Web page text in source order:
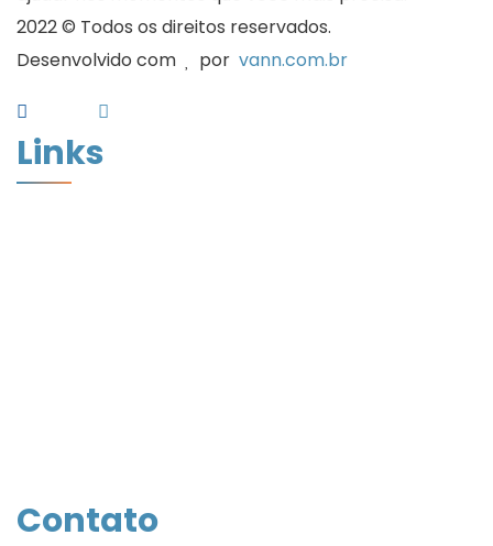
2022 © Todos os direitos reservados.
Desenvolvido com
por vann.com.br
Links
Contato